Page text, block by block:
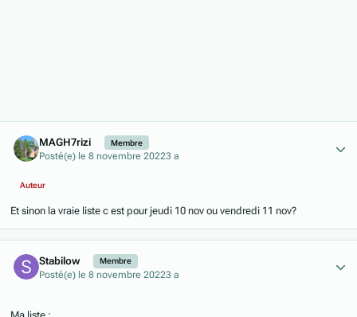
MAGH7rizi Membre
Posté(e) le 8 novembre 20223 a
Auteur
Et sinon la vraie liste c est pour jeudi 10 nov ou vendredi 11 nov?
Stabilow Membre
Posté(e) le 8 novembre 20223 a